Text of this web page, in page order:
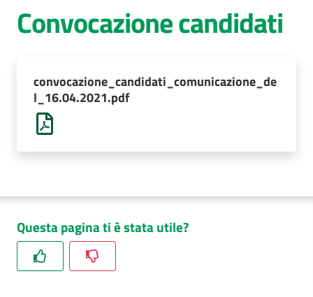
Servizi
AUSL
Comunica
Convocazione candidati
convocazione_candidati_comunicazione_de
l_16.04.2021.pdf
Questa pagina ti è stata utile?